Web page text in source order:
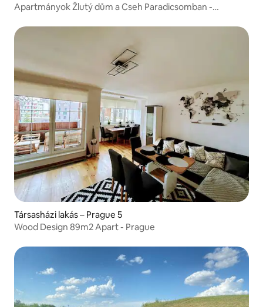
Apartmányok Žlutý dům a Cseh Paradicsomban -
Társasházi lakás – Prague 5
Wood Design 89m2 Apart - Prague